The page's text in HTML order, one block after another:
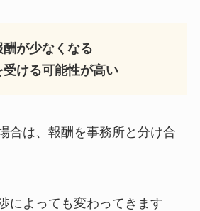
が少なくなる
ける可能性が高い
合は、報酬を事務所と分け合
によっても変わってきます